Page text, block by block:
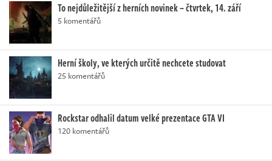
To nejdůležitější z herních novinek – čtvrtek, 14. září
5 komentářů
Herní školy, ve kterých určitě nechcete studovat
25 komentářů
Rockstar odhalil datum velké prezentace GTA VI
120 komentářů